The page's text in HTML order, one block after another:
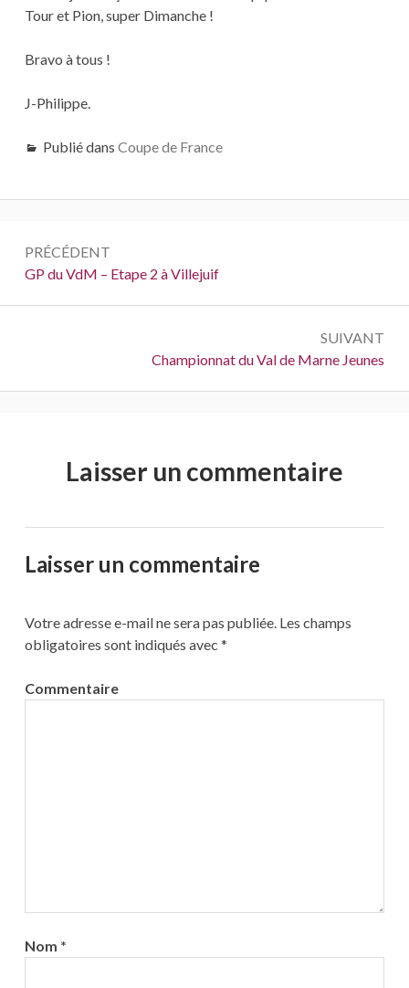
Tour et Pion, super Dimanche !
Bravo à tous !
J-Philippe.
Publié dans Coupe de France
Navigation
de
l’article
PRÉCÉDENT
Précédent :
GP du VdM – Etape 2 à Villejuif
SUIVANT
Suivant :
Championnat du Val de Marne Jeunes
Laisser un commentaire
Laisser un commentaire
Votre adresse e-mail ne sera pas publiée.Les champs
obligatoires sont indiqués avec *
Commentaire
Nom *